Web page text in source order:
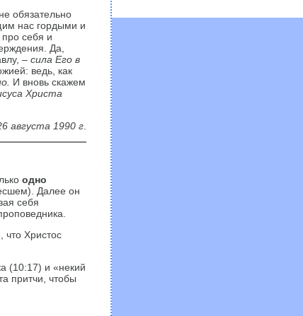
обязательно
нас гордыми и
про себя и
Да,
– сила Его в
ведь, как
И вновь скажем
Христа
августа 1990 г.
одно
Далее он
себя
что Христос
(10:17) и «некий
притчи, чтобы